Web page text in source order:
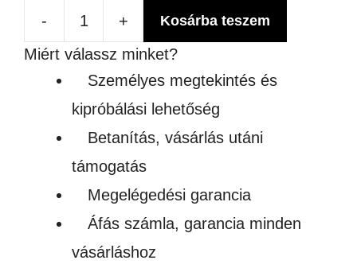
-
721
VÁGÓPLOTTER
ÁLLVÁNNYAL
mennyiség
+ Kosárba teszem
Miért válassz minket?
Személyes megtekintés és
kipróbálási lehetőség
Betanítás, vásárlás utáni
támogatás
Megelégedési garancia
Áfás számla, garancia minden
vásárláshoz